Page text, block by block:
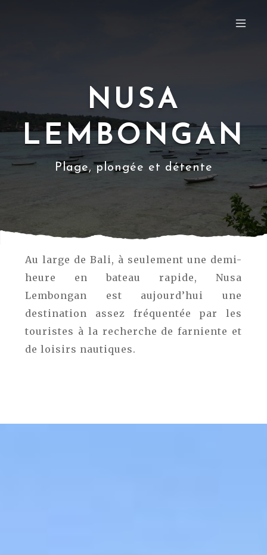
NUSA
LEMBONGAN
Plage, plongée et détente
Au large de Bali, à seulement une demi-
heure en bateau rapide, Nusa
Lembongan est aujourd’hui une
destination assez fréquentée par les
touristes à la recherche de farniente et
de loisirs nautiques.